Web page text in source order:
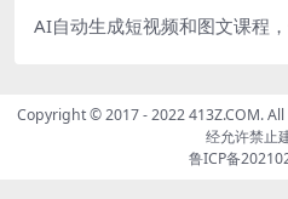
AI自动生成短视频和图文课程
Copyright © 2017 - 2022 413Z.COM.
经允许禁止
鲁ICP备